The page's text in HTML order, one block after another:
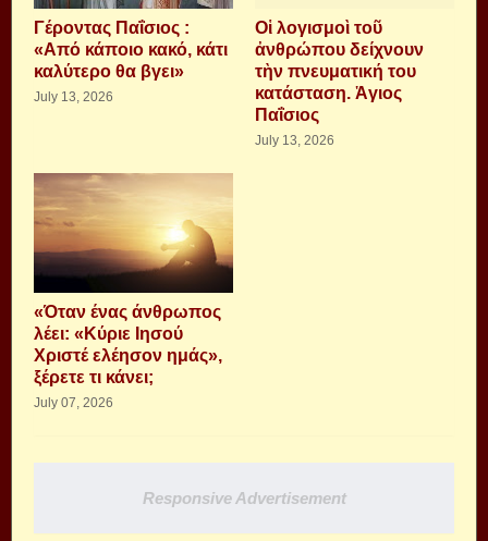
Γέροντας Παΐσιος :
«Από κάποιο κακό, κάτι
καλύτερο θα βγει»
July 13, 2026
Οἱ λογισμοὶ τοῦ
ἀνθρώπου δείχνουν
τὴν πνευματική του
κατάσταση. Ἁγιος
Παΐσιος
July 13, 2026
«Όταν ένας άνθρωπος
λέει: «Κύριε Ιησού
Χριστέ ελέησον ημάς»,
ξέρετε τι κάνει;
July 07, 2026
Responsive Advertisement